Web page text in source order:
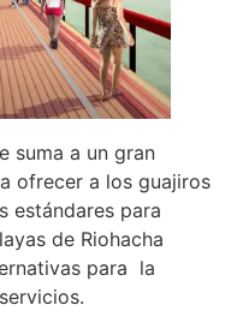
suma a un gran
ofrecer a los guajiros
estándares para
de Riohacha
para la